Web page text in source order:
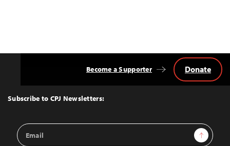
Top
Subscribe to CPJ Newsletters:
Email
Address
Sign Up
Become a Supporter Donate